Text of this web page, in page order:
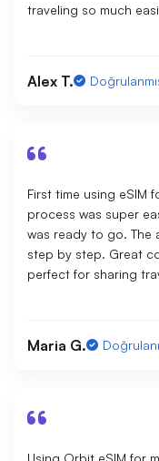
traveling so much
Alex T.
First time using eSIM
process was super
was ready to go. The
step by step. Great
perfect for sharing
Maria G.
Using Orbit eSIM for